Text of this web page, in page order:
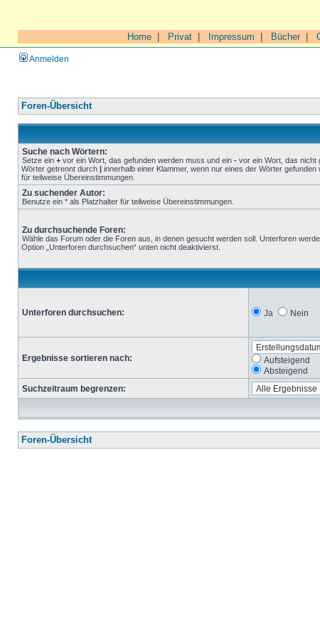
Home Privat Impressum Bücher|
Anmelden
Foren-Übersicht
Suche nach Wörtern:
Setze ein + vor ein Wort, das gefunden werden muss und ein - vor ein Wort, das nicht
Wörter getrennt durch | innerhalb einer Klammer, wenn nur eines der Wörter
für teilweise Übereinstimmungen.
Zu suchender Autor:
Benutze ein * als Platzhalter für teilweise Übereinstimmungen.
Zu durchsuchende Foren:
Wähle das Forum oder die Foren aus, in denen gesucht werden soll. Unterforen
Option „Unterforen durchsuchen“ unten nicht deaktivierst.
Unterforen durchsuchen: Ja Nein
Ergebnisse sortieren nach:
Aufsteigend
Absteigend
Suchzeitraum begrenzen:
Foren-Übersicht